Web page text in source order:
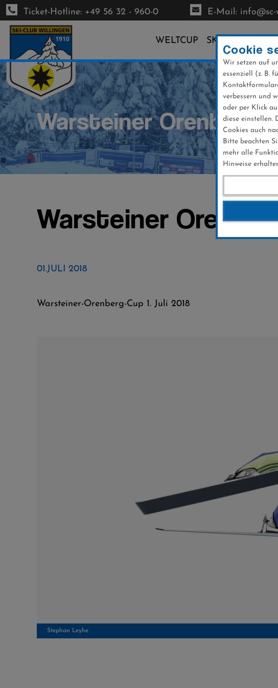
Direkt
zum
Inhalt
Ticket-Hotline: +49 56 32 - 960-0 E-Mail:
WELTCUP SKI-CLUB
Warsteiner Orenberg-
Warsteiner
01.JULI 2018
Warsteiner-Orenberg-Cup 1. Juli 2018
Stephan Leyhe
Cookie
Wir setzen auf
essenziell (z. B.
verbessern und
oder per Klick
diese einstellen.
Cookies auch
Bitte beachten
mehr alle
Hinweise